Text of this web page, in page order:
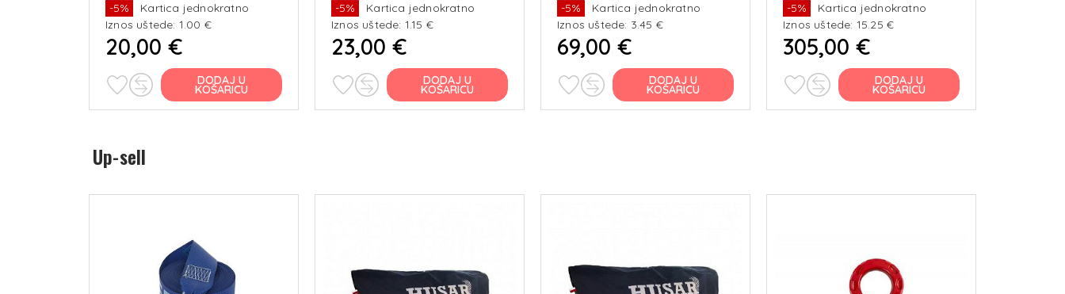
-5%
Kartica jednokratno
Iznos uštede: 1.00 €
20,00 €
DODAJ U
KOŠARICU
-5%
Kartica jednokratno
Iznos uštede: 1.15 €
23,00 €
DODAJ U
KOŠARICU
-5%
Kartica jednokratno
Iznos uštede: 3.45 €
69,00 €
DODAJ U
KOŠARICU
-5%
Kartica jednokratno
Iznos uštede: 15.25 €
305,00 €
DODAJ U
KOŠARICU
Up-sell